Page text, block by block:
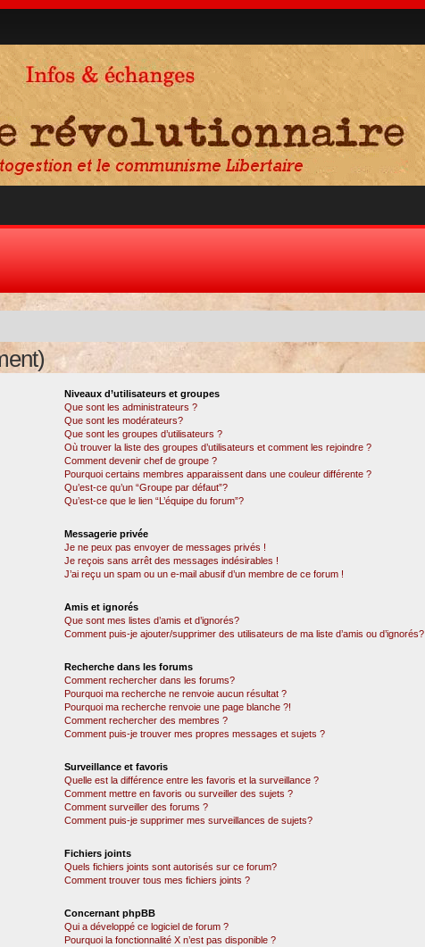
Niveaux d’utilisateurs et groupes
Que sont les administrateurs ?
Que sont les modérateurs?
Que sont les groupes d’utilisateurs ?
Où trouver la liste des groupes d’utilisateurs et comment les rejoindre ?
Comment devenir chef de groupe ?
Pourquoi certains membres apparaissent dans une couleur différente ?
Qu’est-ce qu’un “Groupe par défaut”?
Qu’est-ce que le lien “L’équipe du forum”?
Messagerie privée
Je ne peux pas envoyer de messages privés !
Je reçois sans arrêt des messages indésirables !
J’ai reçu un spam ou un e-mail abusif d’un membre de ce forum !
Amis et ignorés
Que sont mes listes d’amis et d’ignorés?
Comment puis-je ajouter/supprimer des utilisateurs de ma liste d’amis ou d’ignorés?
Recherche dans les forums
Comment rechercher dans les forums?
Pourquoi ma recherche ne renvoie aucun résultat ?
Pourquoi ma recherche renvoie une page blanche ?!
Comment rechercher des membres ?
Comment puis-je trouver mes propres messages et sujets ?
Surveillance et favoris
Quelle est la différence entre les favoris et la surveillance ?
Comment mettre en favoris ou surveiller des sujets ?
Comment surveiller des forums ?
Comment puis-je supprimer mes surveillances de sujets?
Fichiers joints
Quels fichiers joints sont autorisés sur ce forum?
Comment trouver tous mes fichiers joints ?
Concernant phpBB
Qui a développé ce logiciel de forum ?
Pourquoi la fonctionnalité X n’est pas disponible ?